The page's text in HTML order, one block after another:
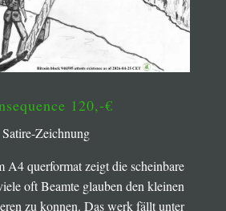
120,-€
Satire-Zeichnung
A4 querformat zeigt die scheinbare
oft Beamte glauben den kleinen
zu konnen. Das werk fällt unter